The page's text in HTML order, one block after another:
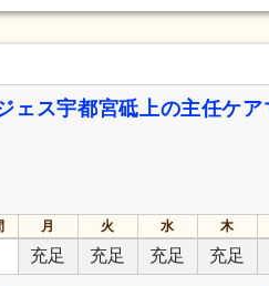
ェス宇都宮砥上の主任ケ
月 火 水 木
充足 充足 充足 充足